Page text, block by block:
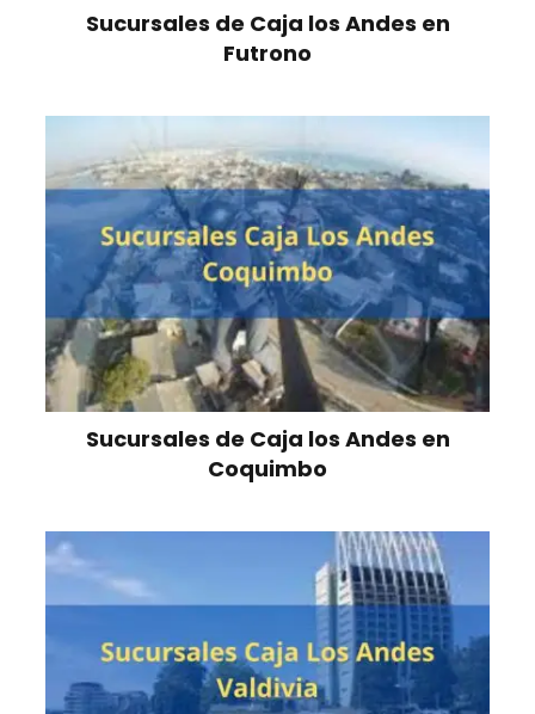
Sucursales de Caja los Andes en
Futrono
Sucursales de Caja los Andes en
Coquimbo